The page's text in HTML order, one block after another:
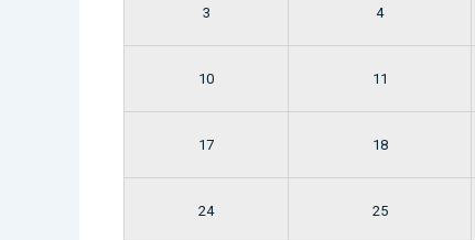
3 4
10 11
17 18
24 25